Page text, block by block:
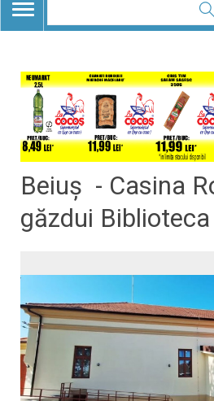
TOGGLE
NAVIGATION
Beiuș - Casina
găzdui